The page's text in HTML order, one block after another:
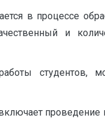
в процессе
и
студентов,